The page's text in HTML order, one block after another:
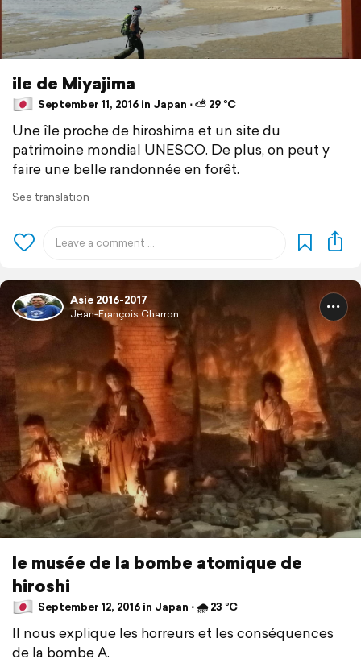
ile de Miyajima
September 11, 2016 in Japan ⋅ ⛅ 29 °C
Une île proche de hiroshima et un site du
patrimoine mondial UNESCO. De plus, on peut y
faire une belle randonnée en forêt.
See translation
Asie 2016-2017
Jean-François Charron
le musée de la bombe atomique de
hiroshi
September 12, 2016 in Japan ⋅ 🌧 23 °C
Il nous explique les horreurs et les conséquences
de la bombe A.